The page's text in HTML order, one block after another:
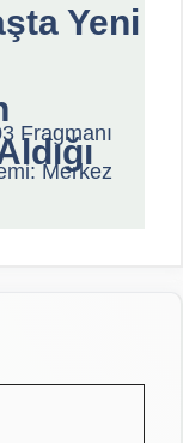
Yeni
Fragmanı
Merkez